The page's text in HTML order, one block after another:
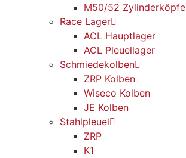
M50/52 Zylinderköpfe
Race Lager
ACL Hauptlager
ACL Pleuellager
Schmiedekolben
ZRP Kolben
Wiseco Kolben
JE Kolben
Stahlpleuel
ZRP
K1